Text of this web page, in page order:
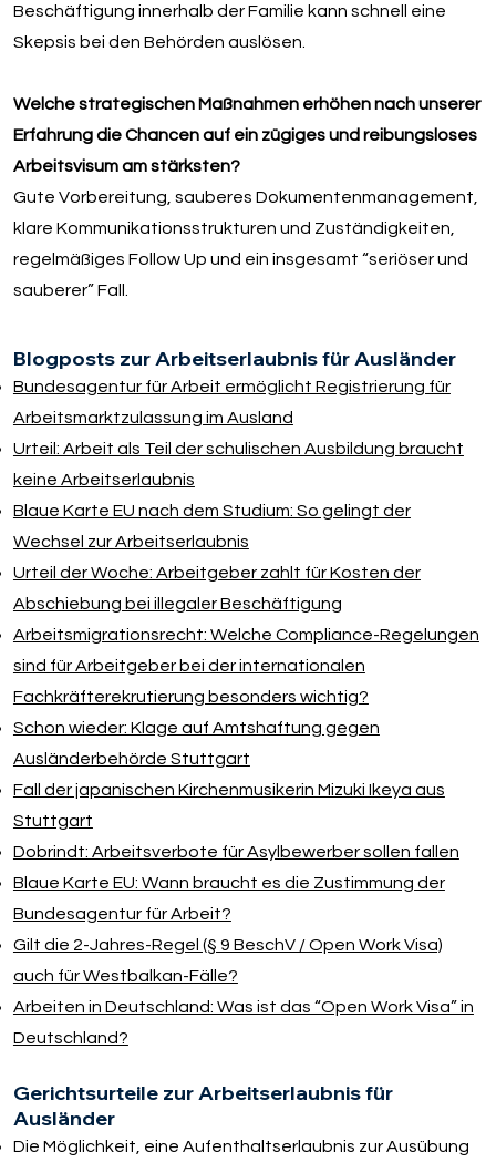
Beschäftigung innerhalb der Familie kann schnell eine
Skepsis bei den Behörden auslösen.
Welche strategischen Maßnahmen erhöhen nach unserer
Erfahrung die Chancen auf ein zügiges und reibungsloses
Arbeitsvisum am stärksten?
Gute Vorbereitung, sauberes Dokumentenmanagement,
klare Kommunikationsstrukturen und Zuständigkeiten,
regelmäßiges Follow Up und ein insgesamt “seriöser und
sauberer” Fall.
Blogposts zur Arbeitserlaubnis für Ausländer
Bundesagentur für Arbeit ermöglicht Registrierung für
Arbeitsmarktzulassung im Ausland
Urteil: Arbeit als Teil der schulischen Ausbildung braucht
keine Arbeitserlaubnis
Blaue Karte EU nach dem Studium: So gelingt der
Wechsel zur Arbeitserlaubnis
Urteil der Woche: Arbeitgeber zahlt für Kosten der
Abschiebung bei illegaler Beschäftigung
Arbeitsmigrationsrecht: Welche Compliance-Regelungen
sind für Arbeitgeber bei der internationalen
Fachkräfterekrutierung besonders wichtig?
Schon wieder: Klage auf Amtshaftung gegen
Ausländerbehörde Stuttgart
Fall der japanischen Kirchenmusikerin Mizuki Ikeya aus
Stuttgart
Dobrindt: Arbeitsverbote für Asylbewerber sollen fallen
Blaue Karte EU: Wann braucht es die Zustimmung der
Bundesagentur für Arbeit?
Gilt die 2-Jahres-Regel (§ 9 BeschV / Open Work Visa)
auch für Westbalkan-Fälle?
Arbeiten in Deutschland: Was ist das “Open Work Visa” in
Deutschland?
Gerichtsurteile zur Arbeitserlaubnis für
Ausländer
Die Möglichkeit, eine Aufenthaltserlaubnis zur Ausübung